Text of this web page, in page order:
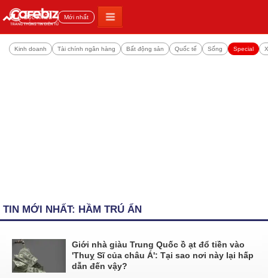
Đọc nhiều Mới nhất
Kinh doanh Tài chính ngân hàng Bất động sản Quốc tế Sống Special
TIN MỚI NHẤT: HẦM TRÚ ẨN
Giới nhà giàu Trung Quốc ồ ạt đổ tiền vào
'Thuỵ Sĩ của châu Á': Tại sao nơi này lại hấp
dẫn đến vậy?